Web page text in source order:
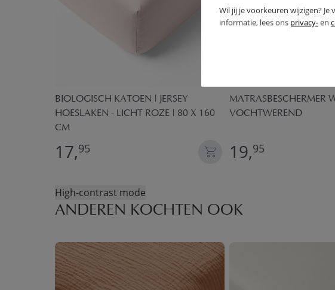
Wil jij je voorkeuren wijzigen?
informatie, lees ons privacy-en
BIOLOGISCH KATOEN | JERSEY
HOESLAKEN - LICHT ROZE | 80 X 160
CM
17,95
MATRASBESCHERMER
VOCHTWEREND
19,95
High-contrast mode
ANDEREN KOCHTEN OOK